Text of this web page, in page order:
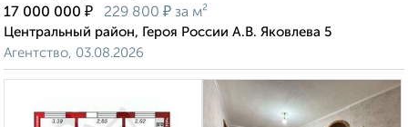
17 000 000 ₽ 229 800 ₽ за м²
Центральный район, Героя России А.В. Яковлева 5
Агентство, 03.08.2026